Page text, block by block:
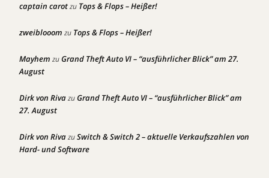
captain carotzu Tops & Flops – Heißer!
zweiblooom zu Tops & Flops – Heißer!
Mayhem zuGrand Theft Auto VI – “ausführlicher Blick” am 27.
August
Dirk von RivazuGrand Theft Auto VI – “ausführlicher Blick” am
27. August
Dirk von RivazuSwitch & Switch 2 – aktuelle Verkaufszahlen von
Hard- und Software